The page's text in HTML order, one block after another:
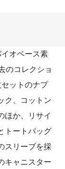
オベース素
のコレクショ
ットのナプ
ク、コットン
ほか、リサイ
トートバッグ
スリーブを採
キャニスター